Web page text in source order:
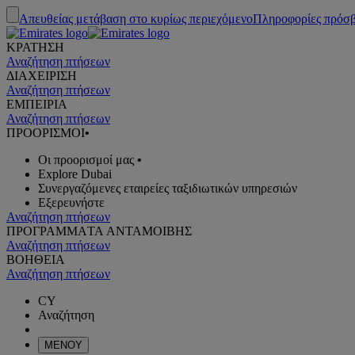
Απευθείας μετάβαση στο κυρίως περιεχόμενοΠληροφορίες
ΚΡΑΤΗΣΗ
Αναζήτηση πτήσεων
ΔΙΑΧΕΙΡΙΣΗ
Αναζήτηση πτήσεων
ΕΜΠΕΙΡΙΑ
Αναζήτηση πτήσεων
ΠΡΟΟΡΙΣΜΟΙ•
Οι προορισμοί μας •
Explore Dubai
Συνεργαζόμενες εταιρείες ταξιδιωτικών υπηρεσιών
Εξερευνήστε
Αναζήτηση πτήσεων
ΠΡΟΓΡΑΜΜΑTA ΑΝΤΑΜΟΙΒΗΣ
Αναζήτηση πτήσεων
ΒΟΗΘΕΙΑ
Αναζήτηση πτήσεων
CY
Αναζήτηση
ΜΕΝΟΥ